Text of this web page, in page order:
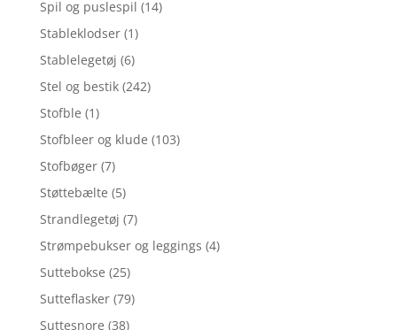
Spil og puslespil (14)
Stableklodser (1)
Stablelegetøj (6)
Stel og bestik (242)
Stofble (1)
Stofbleer og klude (103)
Stofbøger (7)
Støttebælte (5)
Strandlegetøj (7)
Strømpebukser og leggings (4)
Suttebokse (25)
Sutteflasker (79)
Suttesnore (38)